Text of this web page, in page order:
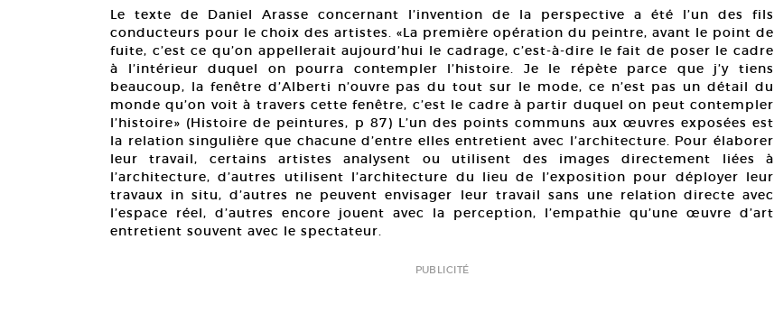
Le texte de Daniel Arasse concernant l’invention de la perspective a été l’un des fils
conducteurs pour le choix des artistes. «La première opération du peintre, avant le point de
fuite, c’est ce qu’on appellerait aujourd’hui le cadrage, c’est-à-dire le fait de poser le cadre
à l’intérieur duquel on pourra contempler l’histoire. Je le répète parce que j’y tiens
beaucoup, la fenêtre d’Alberti n’ouvre pas du tout sur le mode, ce n’est pas un détail du
monde qu’on voit à travers cette fenêtre, c’est le cadre à partir duquel on peut contempler
l’histoire» (Histoire de peintures, p 87) L’un des points communs aux œuvres exposées est
la relation singulière que chacune d’entre elles entretient avec l’architecture. Pour élaborer
leur travail, certains artistes analysent ou utilisent des images directement liées à
l’architecture, d’autres utilisent l’architecture du lieu de l’exposition pour déployer leur
travaux in situ, d’autres ne peuvent envisager leur travail sans une relation directe avec
l’espace réel, d’autres encore jouent avec la perception, l’empathie qu’une œuvre d’art
entretient souvent avec le spectateur.
PUBLICITÉ